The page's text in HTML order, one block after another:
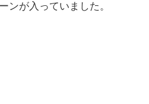
ンが入っていました。